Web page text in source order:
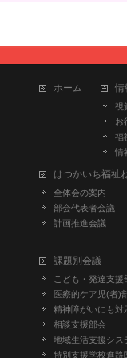
ホーム 情
視
お
福
情
はつかいち福祉
全体会の案内
部会代表者会議
計画推進会議
課題別会議
こども・発達支援
医療的ケア児(者)
精神障がいにも対
相談支援部会
地域生活支援シス
特別支援学校進路